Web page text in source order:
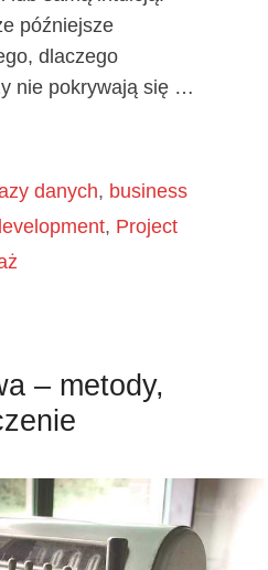
późniejsze
dlaczego
nie pokrywają się …
danych, business
, Project
– metody,